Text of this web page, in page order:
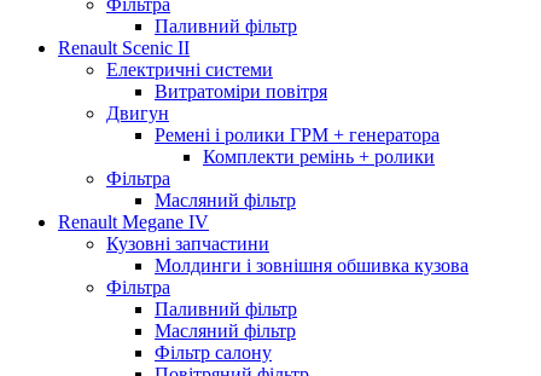
Фільтра
Паливний фільтр
Renault Scenic II
Електричні системи
Витратоміри повітря
Двигун
Ремені і ролики ГРМ + генератора
Комплекти ремінь + ролики
Фільтра
Масляний фільтр
Renault Megane IV
Кузовні запчастини
Молдинги і зовнішня обшивка кузова
Фільтра
Паливний фільтр
Масляний фільтр
Фільтр салону